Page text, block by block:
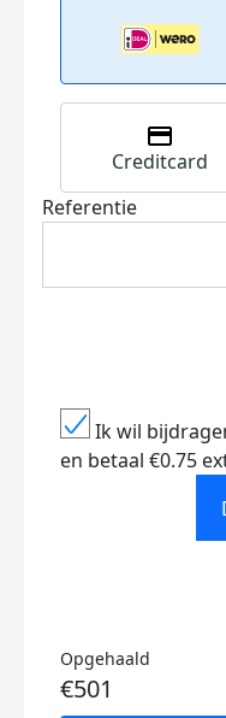
Creditcard
Referentie
Ik wil
en betaal €0.75
Opgehaald
€501